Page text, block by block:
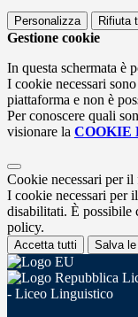
Personalizza Rifiuta
Gestione cookie
In questa schermata è
I cookie necessari
piattaforma e non è
Per conoscere quali
visionare la COOKIE
Cookie necessari per
I cookie necessari per
disabilitati. È possibile
policy.
Accetta tutti Salva
- Liceo Linguistico